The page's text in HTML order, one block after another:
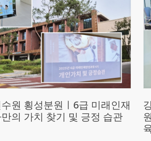
원 횡성분원ㅣ6급 미래인재
의 가치 찾기 및 긍정 습관